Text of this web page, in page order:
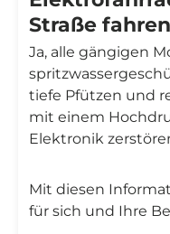
Straße
Ja, alle gängigen
tiefe Pfützen und
mit einem
Elektronik
Mit diesen
für sich und Ihre